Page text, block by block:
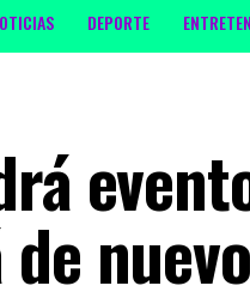
DEPORTE